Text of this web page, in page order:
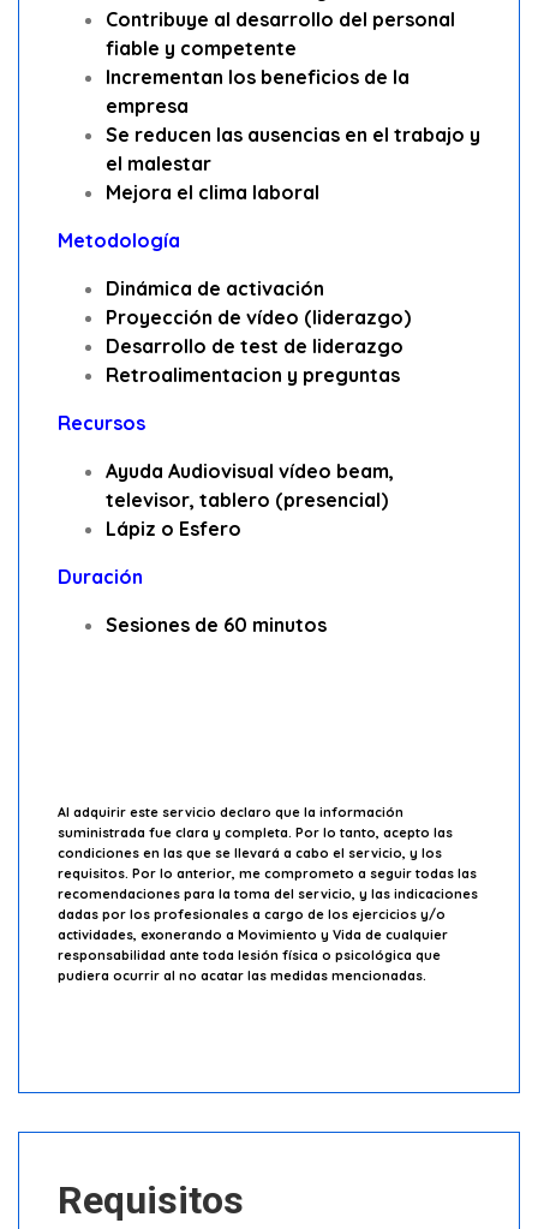
Contribuye al desarrollo del personal
fiable y competente
Incrementan los beneficios de la
empresa
Se reducen las ausencias en el trabajo y
el malestar
Mejora el clima laboral
Metodología
Dinámica de activación
Proyección de vídeo (liderazgo)
Desarrollo de test de liderazgo
Retroalimentacion y preguntas
Recursos
Ayuda Audiovisual vídeo beam,
televisor, tablero (presencial)
Lápiz o Esfero
Duración
Sesiones de 60 minutos
Al adquirir este servicio declaro que la información
suministrada fue clara y completa. Por lo tanto, acepto las
condiciones en las que se llevará a cabo el servicio, y los
requisitos. Por lo anterior, me comprometo a seguir todas las
recomendaciones para la toma del servicio, y las indicaciones
dadas por los profesionales a cargo de los ejercicios y/o
actividades, exonerando a Movimiento y Vida de cualquier
responsabilidad ante toda lesión física o psicológica que
pudiera ocurrir al no acatar las medidas mencionadas.
Requisitos